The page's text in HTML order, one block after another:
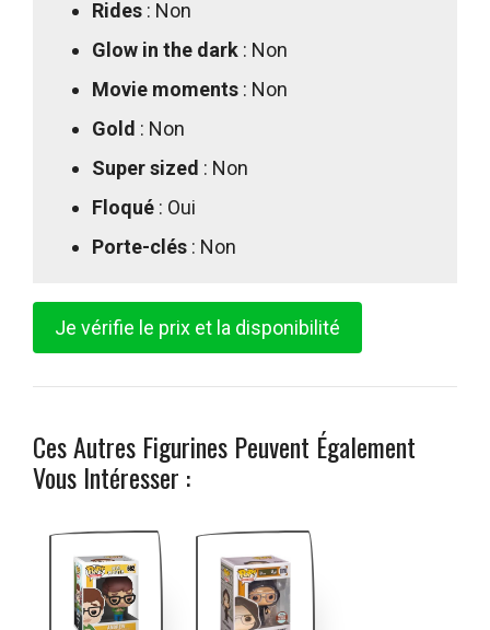
Rides : Non
Glow in the dark : Non
Movie moments : Non
Gold : Non
Super sized : Non
Floqué : Oui
Porte-clés : Non
Je vérifie le prix et la disponibilité
Ces Autres Figurines Peuvent Également
Vous Intéresser :